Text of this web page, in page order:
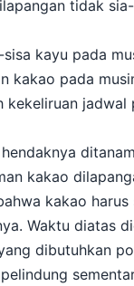
tidak
kayu pada
kakao pada
kekeliruan jadwal
kakao
kakao
Waktu diatas
dibutuhkan